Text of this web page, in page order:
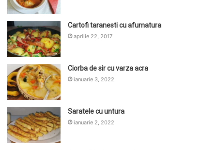
Cartofi taranesti cu afumatura
aprilie 22, 2017
Ciorba de sir cu varza acra
ianuarie 3, 2022
Saratele cu untura
ianuarie 2, 2022